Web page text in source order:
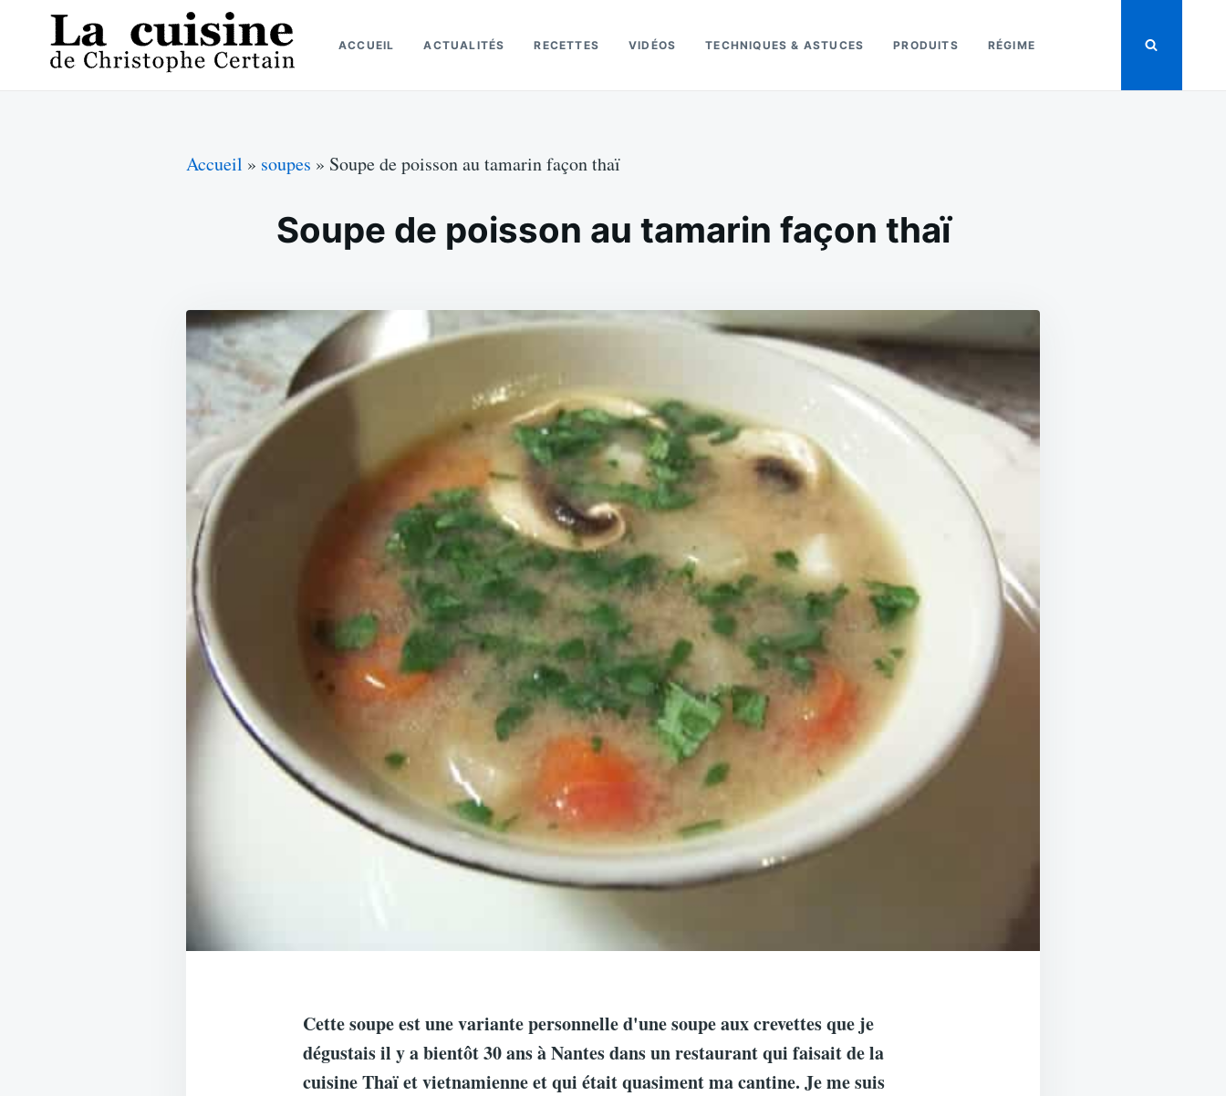
content
for:
ACCUEIL ACTUALITÉS RECETTES VIDÉOS TECHNIQUES & ASTUCES PRODUITS RÉGIME
Accueil » soupes » Soupe de poisson au tamarin façon thaï
Soupe de poisson au tamarin façon thaï
Cette soupe est une variante personnelle d'une soupe aux crevettes que je
dégustais il y a bientôt 30 ans à Nantes dans un restaurant qui faisait de la
cuisine Thaï et vietnamienne et qui était quasiment ma cantine. Je me suis